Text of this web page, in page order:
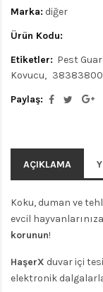
Marka: diğer
Ürün Kodu:
Etiketler: Pest
Kovucu
Paylaş:
AÇIKLAMA
Koku, duman ve
evcil
korunun!
HaşerX duvar içi
elektronik